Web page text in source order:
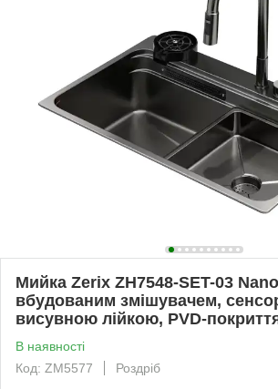
Мийка Zerix ZH7548-SET-03
вбудованим змішувачем,
висувною лійкою, PVD-
В наявності
Код: ZM5577
Роздріб